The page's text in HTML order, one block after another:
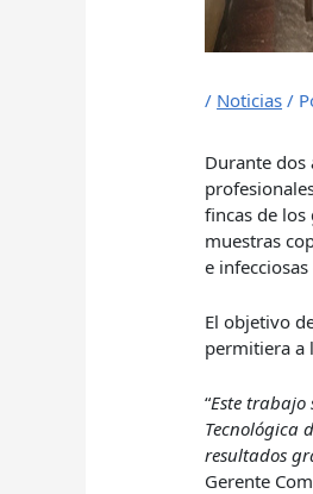
/ Noticias /
Durante dos
fincas de los
muestras
e
El objetivo
permitiera a
“Este
Tecnológica
resultados
Gerente